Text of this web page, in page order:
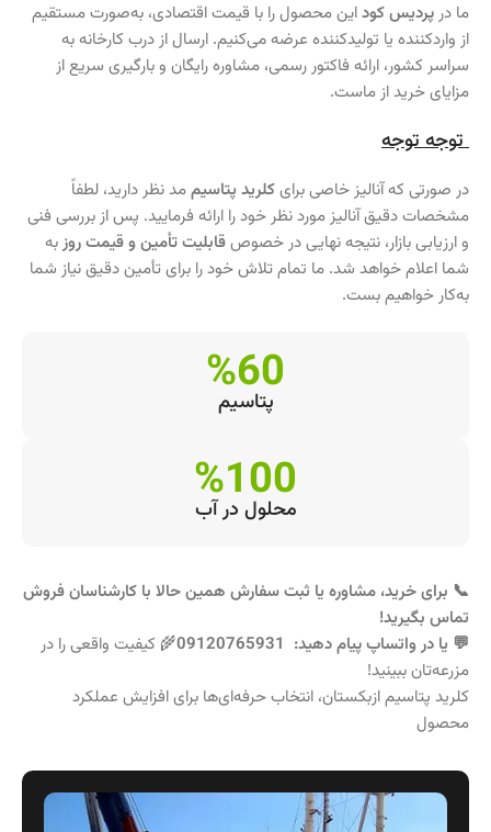
ما درپردیس کوداین محصول را با قیمت اقتصادی، به‌صورت مستقیم
از واردکننده یا تولیدکننده عرضه می‌کنیم. ارسال از درب کارخانه به
سراسر کشور، ارائه فاکتور رسمی، مشاوره رایگان و بارگیری سریع از
مزایای خرید از ماست.
توجه توجه
در صورتی که آنالیز خاصی برایکلرید پتاسیممد نظر دارید، لطفاً
مشخصات دقیق آنالیز مورد نظر خود را ارائه فرمایید. پس از بررسی فنی
و ارزیابی بازار، نتیجه نهایی در خصوصقابلیت تأمین و قیمت روزبه
شما اعلام خواهد شد. ما تمام تلاش خود را برای تأمین دقیق نیاز شما
به‌کار خواهیم بست.
%60
پتاسیم
%100
محلول در آب
📞 برای خرید، مشاوره یا ثبت سفارش همین حالا با کارشناسان فروش
تماس بگیرید!
💬 یا در واتساپ پیام دهید: 09120765931
🌾 کیفیت واقعی را در
مزرعه‌تان ببینید!
کلرید پتاسیم ازبکستان، انتخاب حرفه‌ای‌ها برای افزایش عملکرد
محصول